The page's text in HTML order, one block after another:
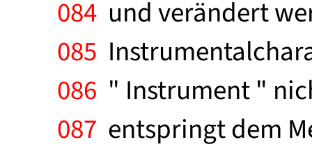
084 und verändert
085
086 " Instrument "
087 entspringt dem